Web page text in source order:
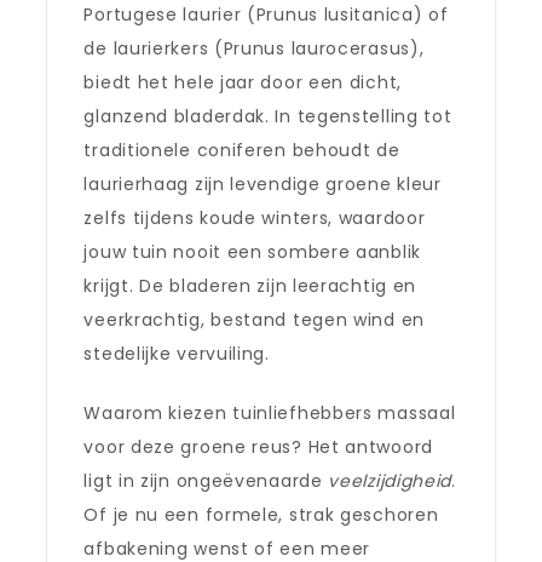
Portugese laurier (Prunus lusitanica) of
de laurierkers (Prunus laurocerasus),
biedt het hele jaar door een dicht,
glanzend bladerdak. In tegenstelling tot
traditionele coniferen behoudt de
laurierhaag zijn levendige groene kleur
zelfs tijdens koude winters, waardoor
jouw tuin nooit een sombere aanblik
krijgt. De bladeren zijn leerachtig en
veerkrachtig, bestand tegen wind en
stedelijke vervuiling.
Waarom kiezen tuinliefhebbers massaal
voor deze groene reus? Het antwoord
ligt in zijn ongeëvenaarde veelzijdigheid.
Of je nu een formele, strak geschoren
afbakening wenst of een meer